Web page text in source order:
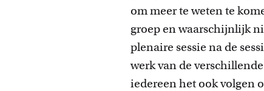
om meer te weten te
groep en waarschijnlijk
plenaire sessie na de
werk van de
iedereen het ook volgen